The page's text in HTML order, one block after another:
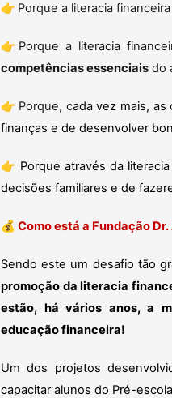
👉 Porque a literacia
👉 Porque a literacia
competências essenciais do
👉 Porque, cada vez mais,
finanças e de desenvolver
👉 Porque através da
decisões familiares e de
💰 Como está a Fundação
Sendo este um desafio tão
promoção da literacia
estão, há vários anos, a
educação financeira!
Um dos projetos
capacitar alunos do Pré-